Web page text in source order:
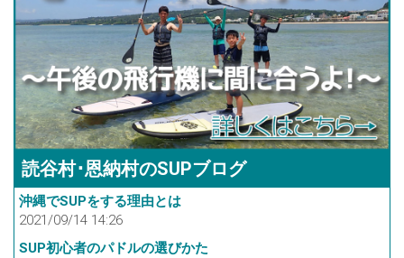
読谷村･恩納村のSUPブログ
沖縄でSUPをする理由とは
2021/09/14 14:26
SUP初心者のパドルの選びかた